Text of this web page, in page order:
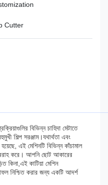
Cutter
বিভিন্ন চাহিদা মেটাতে
শিল্প সরঞ্জাম।যথার্থতা এবং
এই মেশিনটি বিভিন্ন কাঁচামাল
করে। আপনি ছোট আকারের
কিনা,এই কাটিয়া মেশিন
নিশ্চিত করার জন্য একটি আদর্শ